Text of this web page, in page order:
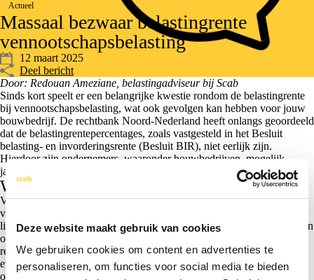
Deze website maakt gebruik van cookies
We gebruiken cookies om content en advertenties te
personaliseren, om functies voor social media te bieden
Actueel
Massaal bezwaar belastingrente
vennootschapsbelasting
12 maart 2025
Deel bericht
Door: Redouan Ameziane, belastingadviseur bij Scab
Sinds kort speelt er een belangrijke kwestie rondom de belastingrente
bij vennootschapsbelasting, wat ook gevolgen kan hebben voor jouw
bouwbedrijf. De rechtbank Noord-Nederland heeft onlangs geoordeeld
dat de belastingrentepercentages, zoals vastgesteld in het Besluit
belasting- en invorderingsrente (Besluit BIR), niet eerlijk zijn.
Hierdoor zijn ondernemers, waaronder bouwbedrijven, mogelijk
jarenlang teveel belastingrente in rekening gebracht.
Wat is er precies aan de hand?
Vanaf 1 oktober 2020 rekent de Belastingdienst belastingrente voor
vennootschapsbelasting volgens percentages die aanzienlijk hoger
liggen dan voor andere belastingmiddelen, zoals inkomstenbelasting en
omzetbelasting. De rente varieerde van 4% tot wel 10% in 2024. De
rechtbank vindt dat dit verschil in strijd is met het
evenredigheidsbeginsel en heeft het rentepercentage daarom
onverbindend verklaard.